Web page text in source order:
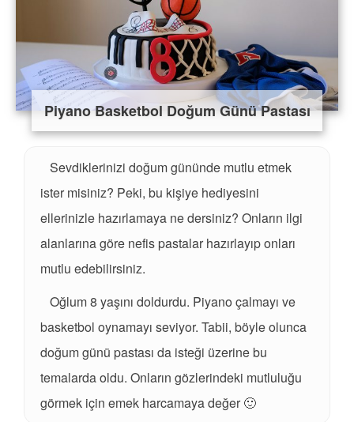
Piyano Basketbol Doğum Günü Pastası
Sevdiklerinizi doğum gününde mutlu etmek
ister misiniz? Peki, bu kişiye hediyesini
ellerinizle hazırlamaya ne dersiniz? Onların ilgi
alanlarına göre nefis pastalar hazırlayıp onları
mutlu edebilirsiniz.
Oğlum 8 yaşını doldurdu. Piyano çalmayı ve
basketbol oynamayı seviyor. Tabii, böyle olunca
doğum günü pastası da isteği üzerine bu
temalarda oldu. Onların gözlerindeki mutluluğu
görmek için emek harcamaya değer 🙂